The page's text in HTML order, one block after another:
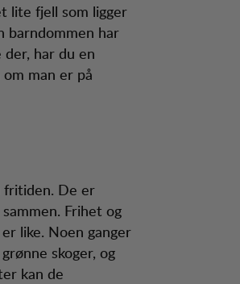
lite fjell som ligger
barndommen har
har du en
man er på
fritiden. De er
Frihet og
like. Noen ganger
skoger, og
kan de